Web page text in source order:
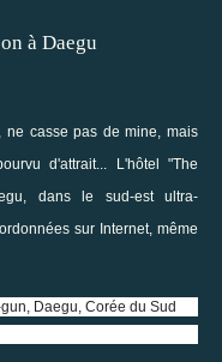
ne casse pas de mine, mais
d'attrait... L'hôtel "The
dans le sud-est ultra-
sur Internet, même
Daegu, Corée du Sud